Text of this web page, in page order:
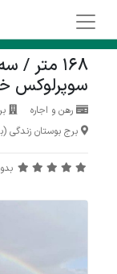
168 متر
سوپرلوکس
رهن و اجاره
برج بوستان زندگی